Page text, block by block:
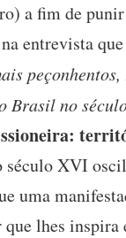
a fim de
entrevista
peçonhentos,
Brasil no
século XVI
uma
lhes inspira